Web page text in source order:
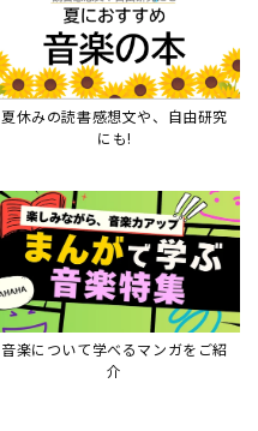
夏休みの読書感想文や、自由研究
にも!
音楽について学べるマンガをご紹
介